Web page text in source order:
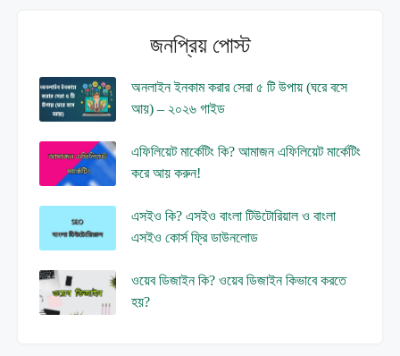
জনপ্রিয় পোস্ট
অনলাইন ইনকাম করার সেরা ৫ টি উপায় (ঘরে বসে
আয়) – ২০২৬ গাইড
এফিলিয়েট মার্কেটিং কি? আমাজন এফিলিয়েট মার্কেটিং
করে আয় করুন!
এসইও কি? এসইও বাংলা টিউটোরিয়াল ও বাংলা
এসইও কোর্স ফ্রি ডাউনলোড
ওয়েব ডিজাইন কি? ওয়েব ডিজাইন কিভাবে করতে
হয়?